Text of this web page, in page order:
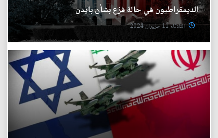
الديمقراطيون في حالة فزع بشأن بايدن
الثلاثاء 11 حزيران 2024